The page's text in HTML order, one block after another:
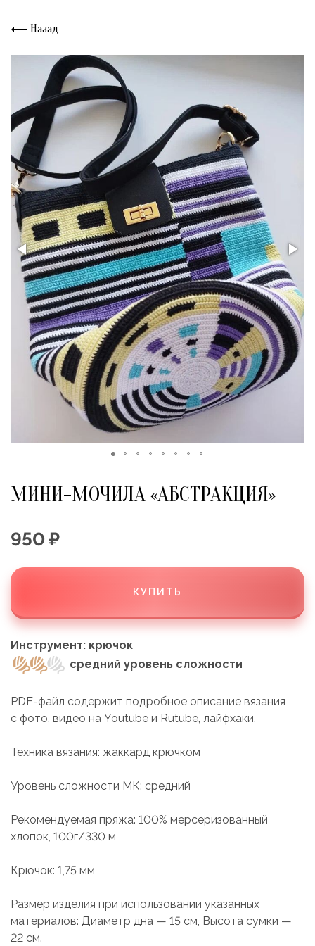
Назад
МИНИ-МОЧИЛА «АБСТРАКЦИЯ»
950 ₽
КУПИТЬ
Инструмент: крючок
средний уровень сложности
PDF-файл содержит подробное описание вязания
с фото, видео на Youtube и Rutube, лайфхаки.
Техника вязания: жаккард крючком
Уровень сложности МК: средний
Рекомендуемая пряжа: 100% мерсеризованный
хлопок, 100г/330 м
Крючок: 1,75 мм
Размер изделия при использовании указанных
материалов: Диаметр дна — 15 см, Высота сумки —
22 см.